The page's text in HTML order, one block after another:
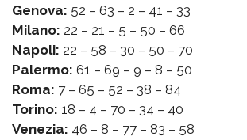
Genova: 52 – 63 – 2 – 41 – 33
Milano: 22 – 21 – 5 – 50 – 66
Napoli: 22 – 58 – 30 – 50 – 70
Palermo: 61 – 69 – 9 – 8 – 50
Roma: 7 – 65 – 52 – 38 – 84
Torino: 18 – 4 – 70 – 34 – 40
Venezia: 46 – 8 – 77 – 83 – 58